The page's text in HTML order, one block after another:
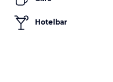
Hotelbar